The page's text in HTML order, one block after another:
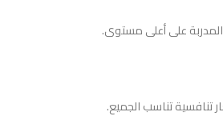
على أعلى مستوى.
تنافسية تناسب الجميع.